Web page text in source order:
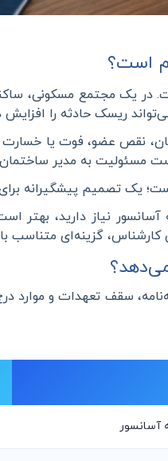
است؟
یک مجتمع مسکونی،
ریسک حادثه را
نقص عضو، فوت یا
به مدیر ساختمان،
یک تصمیم پیشگیرانه
آسانسور نیاز دارید،
کارشناس، گزینه‌ای متناسب
سقف تعهدات و موارد
آسانسور